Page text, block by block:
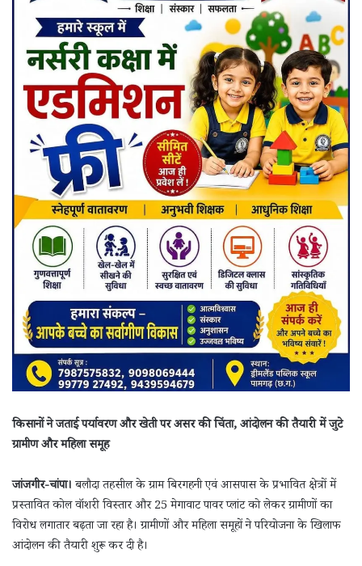
किसानों ने जताई पर्यावरण और खेती पर असर की चिंता, आंदोलन की तैयारी में जुटे
ग्रामीण और महिला समूह
जांजगीर-चांपा। बलौदा तहसील के ग्राम बिरगहनी एवं आसपास के प्रभावित क्षेत्रों में
प्रस्तावित कोल वॉशरी विस्तार और 25 मेगावाट पावर प्लांट को लेकर ग्रामीणों का
विरोध लगातार बढ़ता जा रहा है। ग्रामीणों और महिला समूहों ने परियोजना के खिलाफ
आंदोलन की तैयारी शुरू कर दी है।